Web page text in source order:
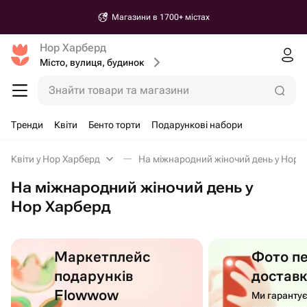
Магазини в 1700+ містах
Нор Харберд
Місто, вулиця, будинок
Знайти товари та магазини
Тренди Квіти Бенто торти Подарункові набори
Квіти у Нор Харберд На міжнародний жіночий день у Нор
На міжнародний жіночий день у
Нор Харберд
Маркетплейс
подарунків
Flowwow
Фото
Ми